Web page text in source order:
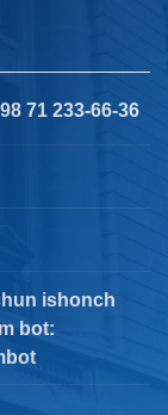
71 233-66-36
ishonch
bot: